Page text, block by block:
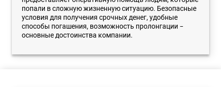
попали в сложную жизненную ситуацию. Безопасные
условия для получения срочных денег, удобные
способы погашения, возможность пролонгации −
основные достоинства компании.